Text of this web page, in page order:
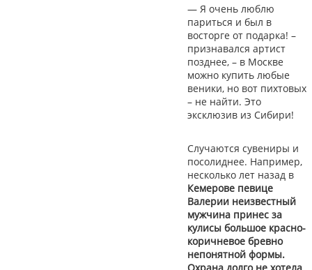
— Я очень люблю
париться и был в
восторге от подарка! –
признавался артист
позднее, – в Москве
можно купить любые
веники, но вот пихтовых
– не найти. Это
эксклюзив из Сибири!
Случаются сувениры и
посолиднее. Например,
несколько лет назад в
Кемерове певице
Валерии неизвестный
мужчина принес за
кулисы большое красно-
коричневое бревно
непонятной формы.